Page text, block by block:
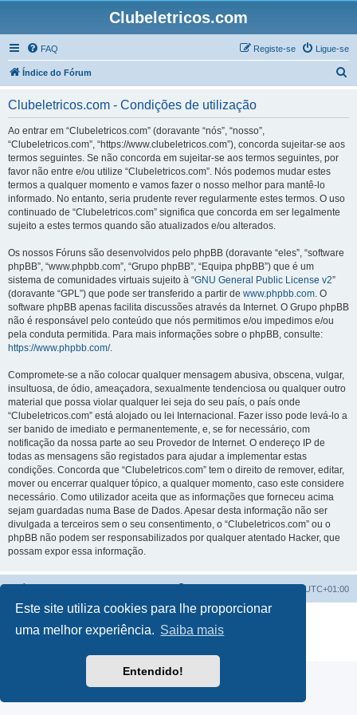
Este site utiliza cookies para lhe proporcionar
uma melhor experiência. Saiba mais
Entendido!
Clubeletricos.com
FAQ Ligue-se
Registe-se
Índice do Fórum
Clubeletricos.com - Condições de utilização
Ao entrar em “Clubeletricos.com” (doravante “nós”, “nosso”,
“Clubeletricos.com”, “https://www.clubeletricos.com”), concorda sujeitar-se aos
termos seguintes. Se não concorda em sujeitar-se aos termos seguintes, por
favor não entre e/ou utilize “Clubeletricos.com”. Nós podemos mudar estes
termos a qualquer momento e vamos fazer o nosso melhor para mantê-lo
informado. No entanto, seria prudente rever regularmente estes termos. O uso
continuado de “Clubeletricos.com” significa que concorda em ser legalmente
sujeito a estes termos quando são atualizados e/ou alterados.
Os nossos Fóruns são desenvolvidos pelo phpBB (doravante “eles”, “software
phpBB”, “www.phpbb.com”, “Grupo phpBB”, “Equipa phpBB”) que é um
sistema de comunidades virtuais sujeito à “GNU General Public License v2”
(doravante “GPL”) que pode ser transferido a partir de www.phpbb.com. O
software phpBB apenas facilita discussões através da Internet. O Grupo phpBB
não é responsável pelo conteúdo que nós permitimos e/ou impedimos e/ou
pela conduta permitida. Para mais informações sobre o phpBB, consulte:
https://www.phpbb.com/.
Compromete-se a não colocar qualquer mensagem abusiva, obscena, vulgar,
insultuosa, de ódio, ameaçadora, sexualmente tendenciosa ou qualquer outro
material que possa violar qualquer lei seja do seu país, o país onde
“Clubeletricos.com” está alojado ou lei Internacional. Fazer isso pode levá-lo a
ser banido de imediato e permanentemente, e, se for necessário, com
notificação da nossa parte ao seu Provedor de Internet. O endereço IP de
todas as mensagens são registados para ajudar a implementar estas
condições. Concorda que “Clubeletricos.com” tem o direito de remover, editar,
mover ou encerrar qualquer tópico, a qualquer momento, caso este considere
necessário. Como utilizador aceita que as informações que forneceu acima
sejam guardadas numa Base de Dados. Apesar desta informação não ser
divulgada a terceiros sem o seu consentimento, o “Clubeletricos.com” ou o
phpBB não podem ser responsabilizados por qualquer atentado Hacker, que
possam expor essa informação.
UTC+01:00
phpBB
® Forum Software © phpBB Limited
Traduzido por:
phpBB Portugal